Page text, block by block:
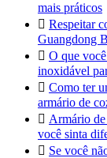
mais práticos
 Respeitar
Guangdong
 O que
inoxidável
 Como ter
armário de
 Armário
você sinta
 Se você